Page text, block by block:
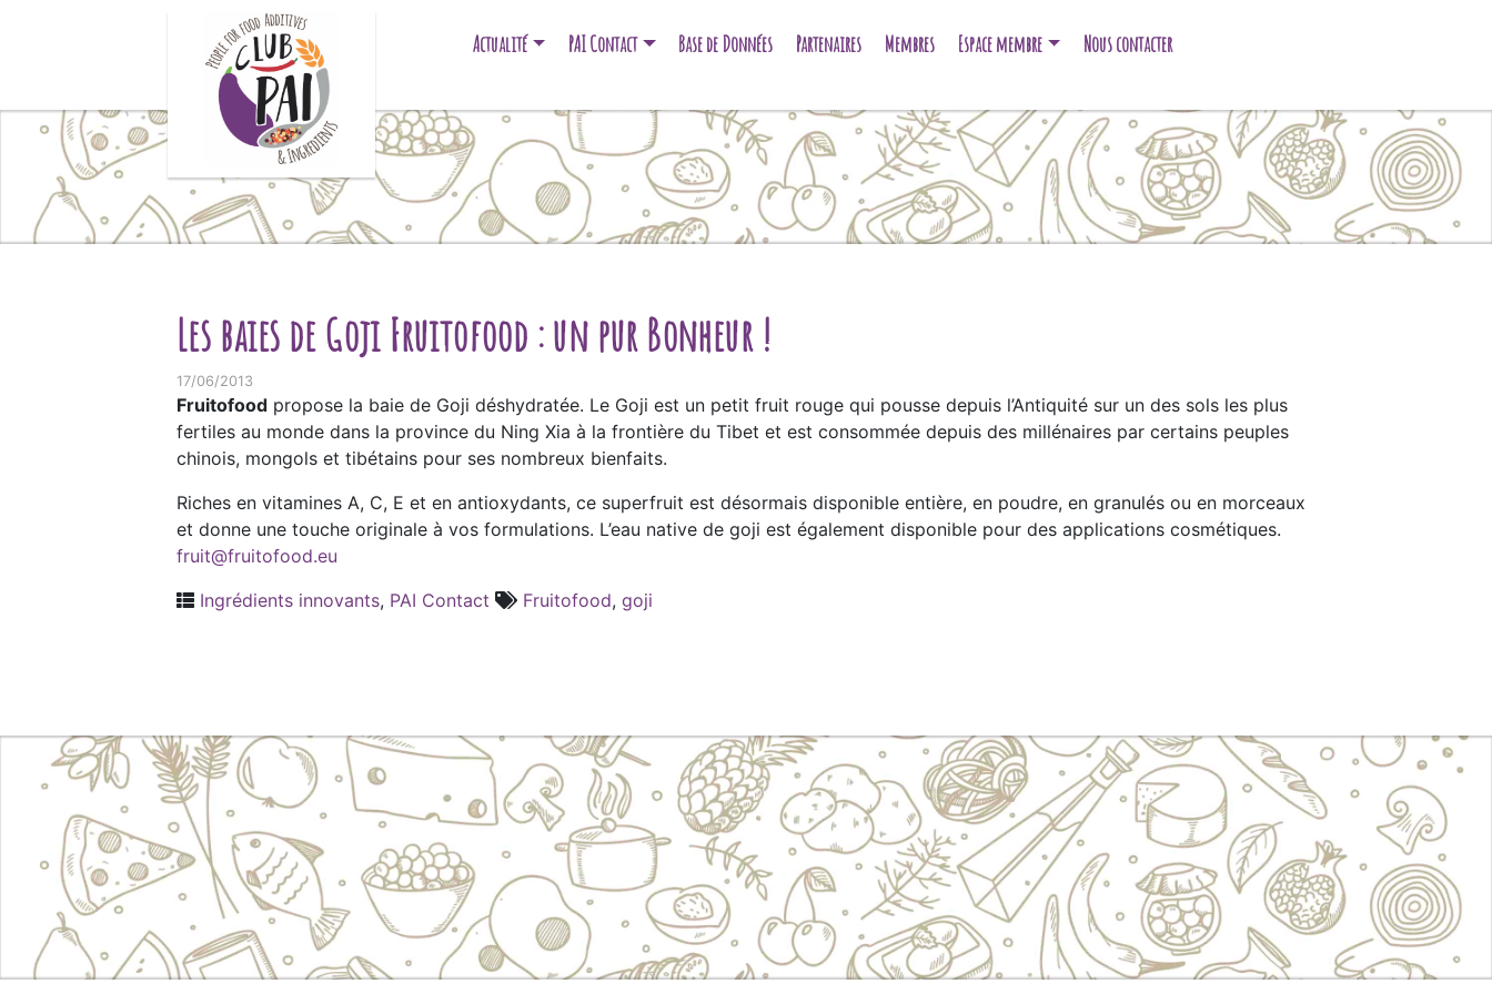
Actualité PAI Contact Base de Données Partenaires Membres Espace membre Nous contacter
Les baies de Goji Fruitofood : un pur Bonheur !
17/06/2013
Fruitofood propose la baie de Goji déshydratée. Le Goji est un petit fruit rouge qui pousse depuis l’Antiquité sur un des sols les plus
fertiles au monde dans la province du Ning Xia à la frontière du Tibet et est consommée depuis des millénaires par certains peuples
chinois, mongols et tibétains pour ses nombreux bienfaits.
Riches en vitamines A, C, E et en antioxydants, ce superfruit est désormais disponible entière, en poudre, en granulés ou en morceaux
et donne une touche originale à vos formulations. L’eau native de goji est également disponible pour des applications cosmétiques.
fruit@fruitofood.eu
Ingrédients innovants, PAI Contact Fruitofood, goji